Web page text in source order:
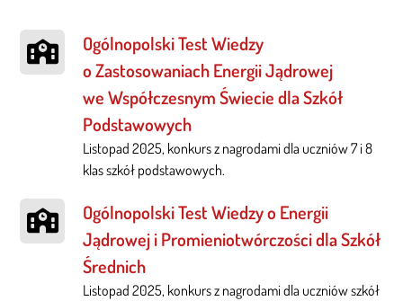
Ogólnopolski Test Wiedzy
o Zastosowaniach Energii Jądrowej
we Współczesnym Świecie dla Szkół
Podstawowych
Listopad 2025, konkurs z nagrodami dla uczniów 7 i 8
klas szkół podstawowych.
Ogólnopolski Test Wiedzy o Energii
Jądrowej i Promieniotwórczości dla Szkół
Średnich
Listopad 2025, konkurs z nagrodami dla uczniów szkół